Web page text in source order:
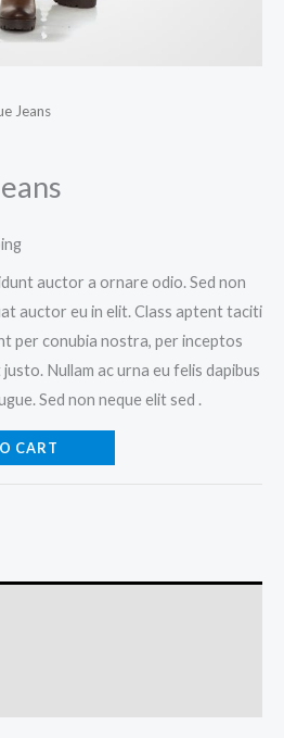
Jeans
auctor a ornare odio. Sed non
auctor eu in elit. Class aptent taciti
per conubia nostra, per inceptos
Nullam ac urna eu felis dapibus
Sed non neque elit sed .
CART